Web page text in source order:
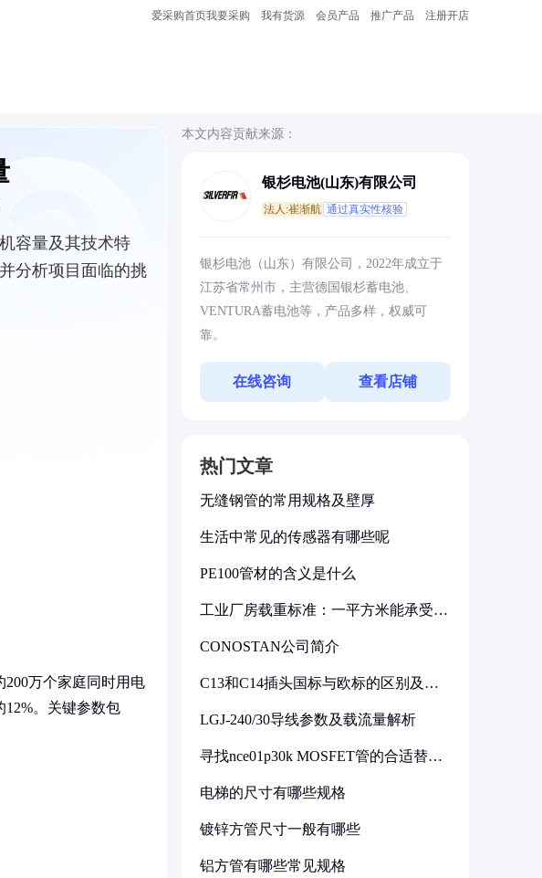
爱采购首页我要采购 我有货源 会员产品 推广产品 注册开店
容量及其技术特
分析项目面临的挑
万个家庭同时用电
。关键参数包
本文内容贡献来源：
银杉电池(山东)有限公司
法人:崔渐航 通过真实性核验
银杉电池（山东）有限公司，2022年成立于
江苏省常州市，主营德国银杉蓄电池、
VENTURA蓄电池等，产品多样，权威可
靠。
在线咨询 查看店铺
热门文章
无缝钢管的常用规格及壁厚
生活中常见的传感器有哪些呢
PE100管材的含义是什么
工业厂房载重标准：一平方米能承受多
CONOSTAN公司简介
C13和C14插头国标与欧标的区别及其
LGJ-240/30导线参数及载流量解析
寻找nce01p30k MOSFET管的合适替代
电梯的尺寸有哪些规格
镀锌方管尺寸一般有哪些
铝方管有哪些常见规格